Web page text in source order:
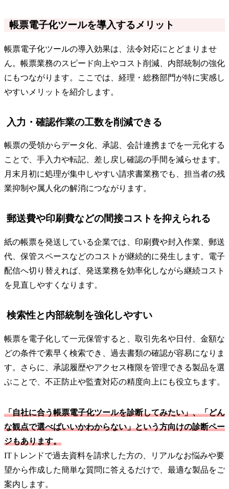
帳票電子化ツールを導入するメリット
帳票電子化ツールの導入効果は、法令対応にとどまりませ
ん。帳票業務のスピード向上やコスト削減、内部統制の強化
にもつながります。ここでは、経理・総務部門が特に実感し
やすいメリットを紹介します。
入力・確認作業の工数を削減できる
帳票の受領からデータ化、承認、会計連携までを一元化する
ことで、手入力や転記、差し戻し確認の手間を減らせます。
月末月初に処理が集中しやすい請求書業務でも、担当者の残
業抑制や属人化の解消につながります。
郵送費や印刷費などの間接コストを抑えられる
紙の帳票を発送している企業では、印刷費や封入作業、郵送
代、保管スペースなどのコストが継続的に発生します。電子
配信へ切り替えれば、発送業務を効率化しながら継続コスト
を見直しやすくなります。
検索性と内部統制を強化しやすい
帳票を電子化して一元保管すると、取引先名や日付、金額な
どの条件で素早く検索でき、過去書類の確認が容易になりま
す。さらに、承認履歴やアクセス権限を管理できる製品を選
ぶことで、不正防止や監査対応の精度向上にも役立ちます。
「自社に合う帳票電子化ツールを診断してみたい」、「どん
な観点で選べばいいかわからない」という方向けの診断ペー
ジもあります。
ITトレンドで過去資料を請求した方の、リアルなお悩みや要
望から作成した簡単な質問に答えるだけで、最適な製品をご
案内します。